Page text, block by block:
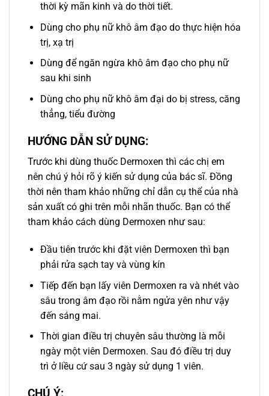
thời kỳ mãn kinh và do thời tiết.
Dùng cho phụ nữ khô âm đạo do thực hiện hóa
trị, xạ trị
Dùng để ngăn ngừa khô âm đạo cho phụ nữ
sau khi sinh
Dùng cho phụ nữ khô âm đại do bị stress, căng
thẳng, tiểu đường
HƯỚNG DẪN SỬ DỤNG:
Trước khi dùng thuốc Dermoxen thì các chị em
nên chú ý hỏi rõ ý kiến sử dụng của bác sĩ. Đồng
thời nên tham khảo những chỉ dẫn cụ thể của nhà
sản xuất có ghi trên mỗi nhãn thuốc. Bạn có thể
tham khảo cách dùng Dermoxen như sau:
Đầu tiên trước khi đặt viên Dermoxen thì bạn
phải rửa sạch tay và vùng kín
Tiếp đến bạn lấy viên Dermoxen ra và nhét vào
sâu trong âm đạo rồi nằm ngửa yên như vậy
đến sáng mai.
Thời gian điều trị chuyên sâu thường là mỗi
ngày một viên Dermoxen. Sau đó điều trị duy
trì ở liều cứ sau 3 ngày sử dụng 1 viên.